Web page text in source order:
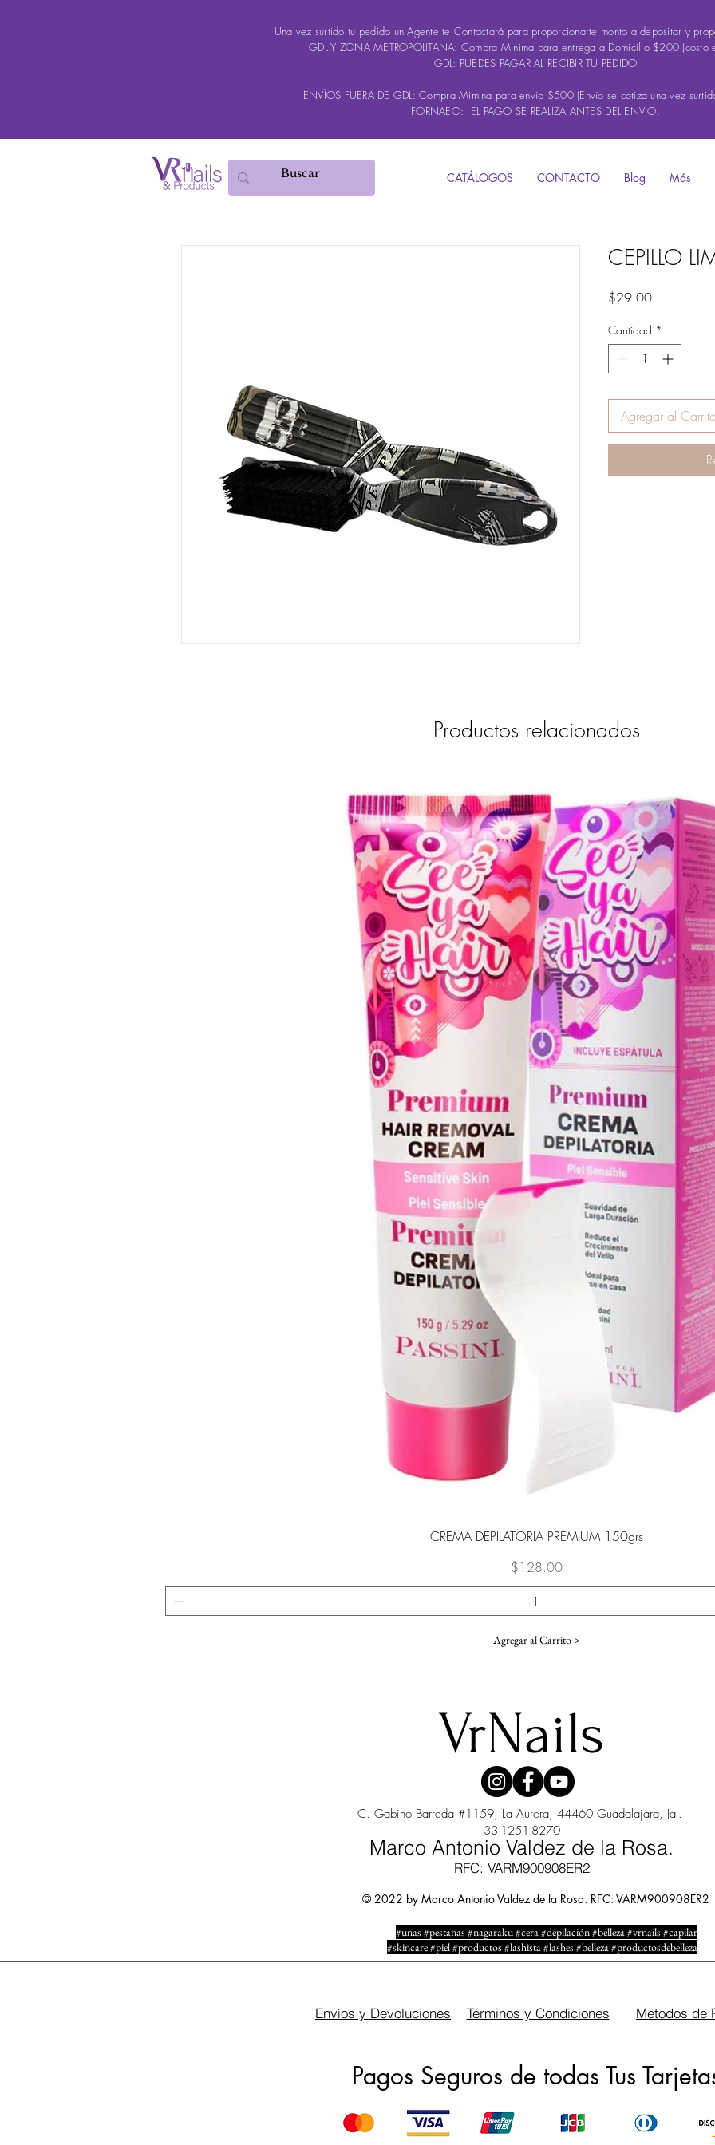
Una vez surtido tu pedido un Agente te Contactará para proporcionarte monto a depositar y
GDL Y ZONA METROPOLITANA: Compra Minima para entrega a Domicilio $200 (costo
GDL: PUEDES PAGAR AL RECIBIR TU PEDIDO
ENVÍOS FUERA DE GDL: Compra Mimina para envío $500 (Envío se cotiza una vez
FORNAEO: EL PAGO SE REALIZA ANTES DEL ENVIO.
CATÁLOGOS CONTACTO Blog Más
CEPILLO
$29.00Precio
Cantidad *
Agregar al
Productos relacionados
Vista rápida
CREMA DEPILATORIA PREMIUM 150grs
Precio
$128.00
Agregar al Carrito >
VrNails
C. Gabino Barreda #1159, La Aurora, 44460 Guadalajara, Jal.
33-1251-8270
Marco Antonio Valdez de la Rosa.
RFC: VARM900908ER2
© 2022 by Marco Antonio Valdez de la Rosa. RFC: VARM900908ER2
#uñas #pestañas #nagaraku #cera #depilación #belleza #vrnails #capilar
#skincare #piel #productos #lashista #lashes #belleza #productosdebelleza
Envíos y Devoluciones Términos y Condiciones Metodos de
Pagos Seguros de todas Tus